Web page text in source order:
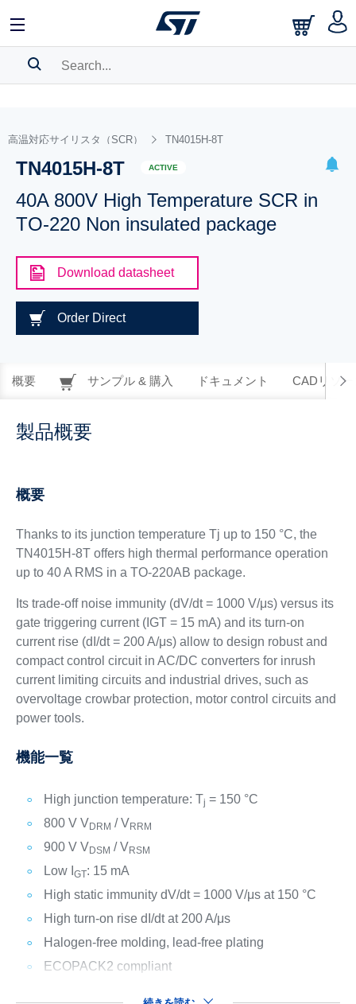
BOOKMARK
Pleaselog in to show your saved searches.
高温対応サイリスタ（SCR） TN4015H-8T
TN4015H-8T ACTIVE
40A 800V High Temperature SCR in
TO-220 Non insulated package
Download datasheet
Order Direct
概要 サンプル & 購入 ドキュメント CADリソー
製品概要
概要
Thanks to its junction temperature Tj up to 150 °C, the
TN4015H-8T offers high thermal performance operation
up to 40 A RMS in a TO-220AB package.
Its trade-off noise immunity (dV/dt = 1000 V/μs) versus its
gate triggering current (IGT = 15 mA) and its turn-on
current rise (dI/dt = 200 A/μs) allow to design robust and
compact control circuit in AC/DC converters for inrush
current limiting circuits and industrial drives, such as
overvoltage crowbar protection, motor control circuits and
power tools.
機能一覧
High junction temperature: Tj = 150 °C
800 V VDRM / VRRM
900 V VDSM / VRSM
Low I GT: 15 mA
High static immunity dV/dt = 1000 V/μs at 150 °C
High turn-on rise dI/dt at 200 A/μs
Halogen-free molding, lead-free plating
ECOPACK2 compliant